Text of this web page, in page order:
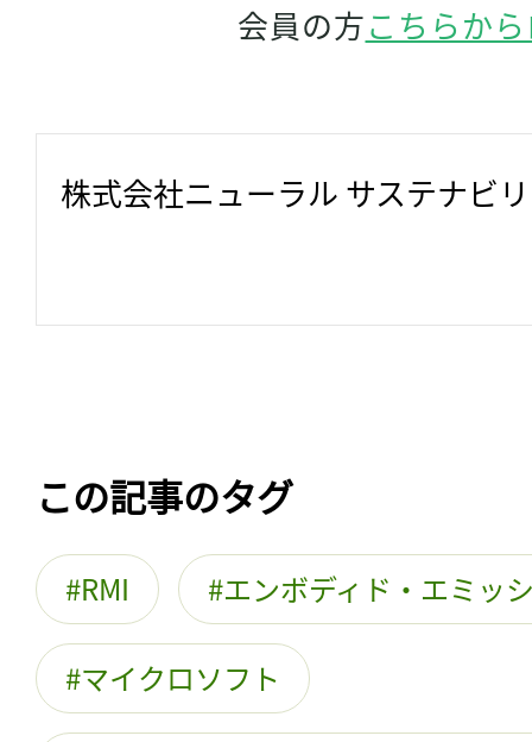
会員の方こちらか
株式会社ニューラル サステナビ
この記事のタグ
RMI エンボディド・エミッ
マイクロソフト